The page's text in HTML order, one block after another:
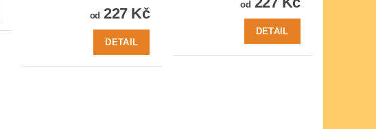
od 227 Kč
DETAIL
od
DETAIL